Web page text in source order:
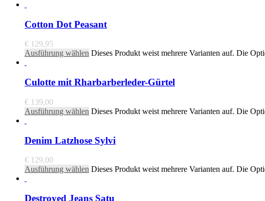
Cotton Dot Peasant
€ 129,95
Ausführung wählen Dieses Produkt weist mehrere Varianten auf. Die
Culotte mit Rharbarberleder-Gürtel
€ 139,00
Ausführung wählen Dieses Produkt weist mehrere Varianten auf. Die
Denim Latzhose Sylvi
€ 129,00
Ausführung wählen Dieses Produkt weist mehrere Varianten auf. Die
Destroyed Jeans Satu